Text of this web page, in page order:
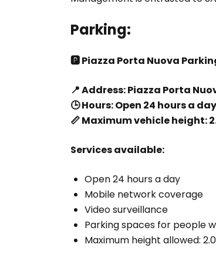
Parking:
🅿️ Piazza Porta Nuova
📍 Address: Piazza Porta
🕒 Hours: Open 24 hours a day
📏 Maximum vehicle height:
Services available:
Open 24 hours a day
Mobile network coverage
Video surveillance
Parking spaces for people
Maximum height allowed: